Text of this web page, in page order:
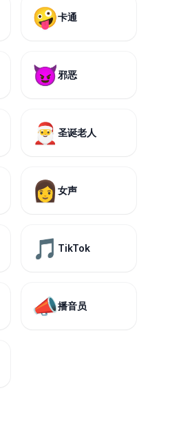
🤪卡通
😈邪恶
🎅 圣诞老人
👩 女声
🎵 TikTok
📣播音员